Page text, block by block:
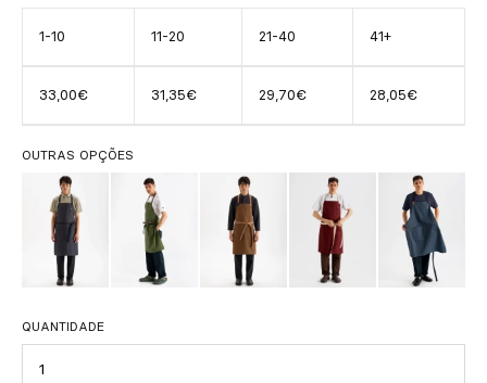
1-10 11-20 21-40 41+
33,00€ 31,35€ 29,70€ 28,05€
OUTRAS OPÇÕES
QUANTIDADE
Quantidade